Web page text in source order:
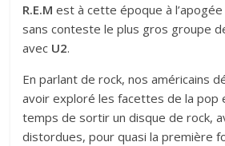
R.E.M est à cette époque à
sans conteste le plus gros groupe
avec U2.
En parlant de rock, nos américains
avoir exploré les facettes de la pop
temps de sortir un disque de rock,
distordues, pour quasi la première